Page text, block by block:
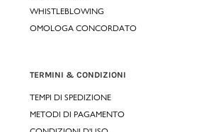
WHISTLEBLOWING
OMOLOGA CONCORDATO
TERMINI & CONDIZIONI
TEMPI DI SPEDIZIONE
METODI DI PAGAMENTO